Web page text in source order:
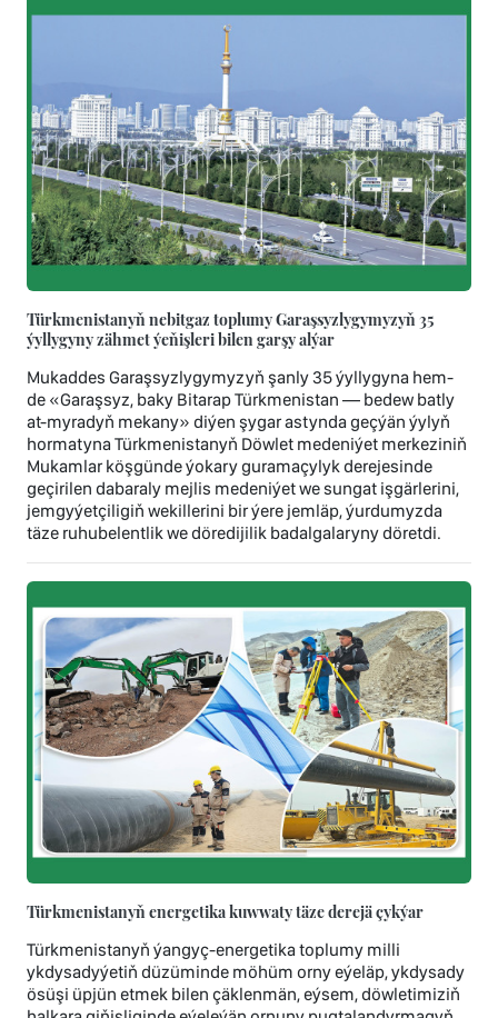
Türkmenistanyň nebitgaz toplumy Garaşsyzlygymyzyň 35
ýyllygyny zähmet ýeňişleri bilen garşy alýar
Mukaddes Garaşsyzlygymyzyň şanly 35 ýyllygyna hem-
de «Garaşsyz, baky Bitarap Türkmenistan — bedew batly
at-myradyň mekany» diýen şygar astynda geçýän ýylyň
hormatyna Türkmenistanyň Döwlet medeniýet merkeziniň
Mukamlar köşgünde ýokary guramaçylyk derejesinde
geçirilen dabaraly mejlis medeniýet we sungat işgärlerini,
jemgyýetçiligiň wekillerini bir ýere jemläp, ýurdumyzda
täze ruhubelentlik we döredijilik badalgalaryny döretdi.
Türkmenistanyň energetika kuwwaty täze derejä çykýar
Türkmenistanyň ýangyç-energetika toplumy milli
ykdysadyýetiň düzüminde möhüm orny eýeläp, ykdysady
ösüşi üpjün etmek bilen çäklenmän, eýsem, döwletimiziň